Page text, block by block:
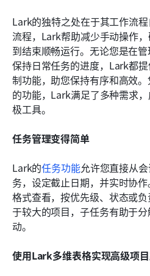
Lark的独特之处在于其工作流
流程，Lark帮助减少手动操作
到结束顺畅运行。无论您是在
保持日常任务的进度，Lark都
制功能，助您保持有序和高效
的功能，Lark满足了多种需求
极工具。
任务管理变得简单
Lark的任务功能允许您直接从
务，设定截止日期，并实时协
格式查看，按优先级、状态或
于较大的项目，子任务有助于
动。
使用Lark多维表格实现高级项